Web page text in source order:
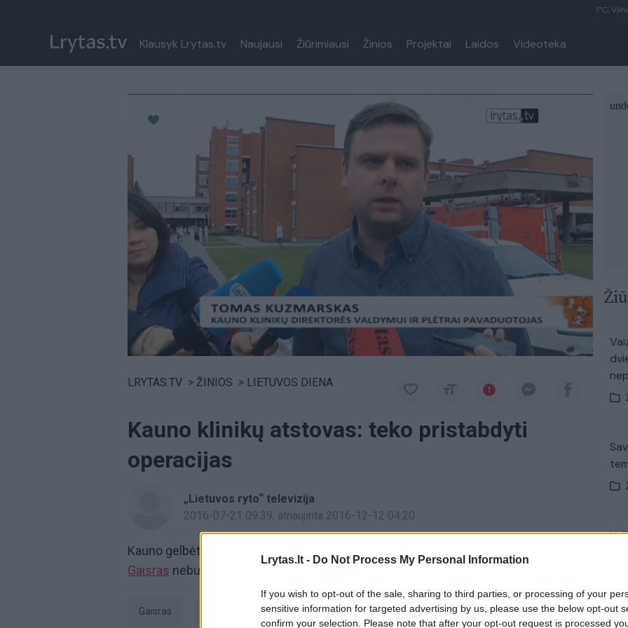
Lrytas.lt - Do Not Process My Personal Information
If you wish to opt-out of the sale, sharing to third parties, or processing of your
sensitive information for targeted advertising by us, please use the below opt-out
confirm your selection. Please note that after your opt-out request is processed
1°C,
Klausyk Lrytas.tv Naujausi Žiūrimiausi Žinios Projektai Laidos Videoteka
LRYTAS.TV > ŽINIOS > LIETUVOS DIENA
Kauno klinikų atstovas: teko pristabdyti
operacijas
„Lietuvos ryto“ televizija
2016-07-21 09:39, atnaujinta 2016-12-12 04:20
Kauno gelbėtojai gavo pranešimą apie gaisrą, kilusį Kauno klinikų Akių klinikoje.
Gaisras nebuvo didelis, bet patalpose gausu dūmų.
Gaisras Kauno klinikos dūmai
V.